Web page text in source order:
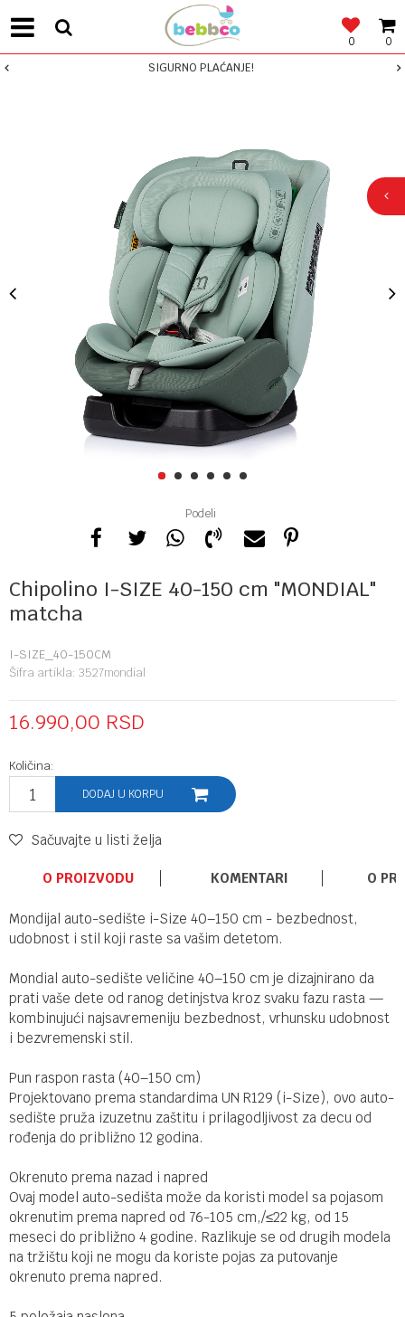
0
0
SIGURNO PLAĆANJE!
1 2 3 4 5 6
Podeli
Chipolino I-SIZE 40-150 cm "MONDIAL"
matcha
I-SIZE_40-150CM
Šifra artikla: 3527mondial
16.990,00 RSD
Količina:
DODAJ U KORPU
Sačuvajte u listi želja
O PROIZVODU KOMENTARI O
Mondijal auto-sedište i-Size 40–150 cm - bezbednost,
udobnost i stil koji raste sa vašim detetom.
Mondial auto-sedište veličine 40–150 cm je dizajnirano da
prati vaše dete od ranog detinjstva kroz svaku fazu rasta —
kombinujući najsavremeniju bezbednost, vrhunsku udobnost
i bezvremenski stil.
Pun raspon rasta (40–150 cm)
Projektovano prema standardima UN R129 (i-Size), ovo auto-
sedište pruža izuzetnu zaštitu i prilagodljivost za decu od
rođenja do približno 12 godina.
Okrenuto prema nazad i napred
Ovaj model auto-sedišta može da koristi model sa pojasom
okrenutim prema napred od 76-105 cm,/≤22 kg, od 15
meseci do približno 4 godine. Razlikuje se od drugih modela
na tržištu koji ne mogu da koriste pojas za putovanje
okrenuto prema napred.